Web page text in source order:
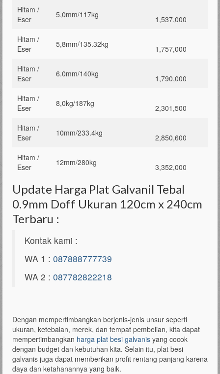
Hitam /
Eser
5,0mm/117kg
1,537,000
Hitam /
Eser
5,8mm/135.32kg
1,757,000
Hitam /
Eser
6.0mm/140kg
1,790,000
Hitam /
Eser
8,0kg/187kg
2,301,500
Hitam /
Eser
10mm/233.4kg
2,850,600
Hitam /
Eser
12mm/280kg 3,352,000
Update Harga Plat Galvanil Tebal
0.9mm Doff Ukuran 120cm x 240cm
Terbaru :
Kontak kami :
WA 1 : 087888777739
WA 2 : 087782822218
Dengan mempertimbangkan berjenis-jenis unsur seperti
ukuran, ketebalan, merek, dan tempat pembelian, kita dapat
mempertimbangkan harga plat besi galvanis yang cocok
dengan budget dan kebutuhan kita. Selain itu, plat besi
galvanis juga dapat memberikan profit rentang panjang karena
daya dan ketahanannya yang baik.